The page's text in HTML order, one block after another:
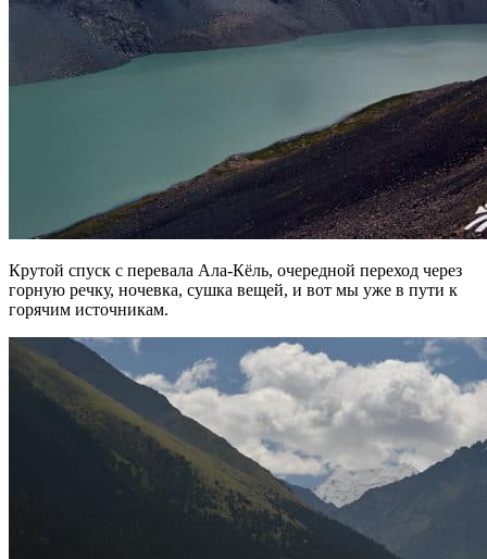
Крутой спуск с перевала Ала-Кёль, очередной переход через
горную речку, ночевка, сушка вещей, и вот мы уже в пути к
горячим источникам.